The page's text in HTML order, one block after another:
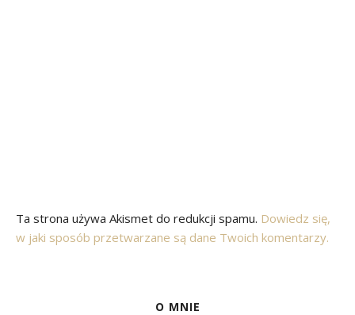
Ta strona używa Akismet do redukcji spamu. Dowiedz się,
w jaki sposób przetwarzane są dane Twoich komentarzy.
O MNIE